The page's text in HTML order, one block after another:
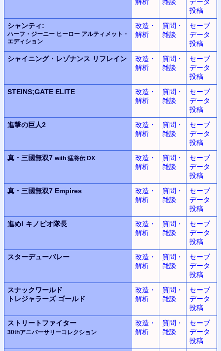
投稿
シャンティ:
ハーフ・ジーニー ヒーロー アルティメット・
エディション
改造・
解析
質問・
雑談
セーブ
データ
投稿
シャイニング・レゾナンス リフレイン
改造・
解析
質問・
雑談
セーブ
データ
投稿
STEINS;GATE ELITE
改造・
解析
質問・
雑談
セーブ
データ
投稿
進撃の巨人2
改造・
解析
質問・
雑談
セーブ
データ
投稿
真・三國無双7 with 猛将伝 DX
改造・
解析
質問・
雑談
セーブ
データ
投稿
真・三國無双7 Empires
改造・
解析
質問・
雑談
セーブ
データ
投稿
進め! キノピオ隊長
改造・
解析
質問・
雑談
セーブ
データ
投稿
スターデューバレー
改造・
解析
質問・
雑談
セーブ
データ
投稿
スナックワールド
トレジャラーズ ゴールド
改造・
解析
質問・
雑談
セーブ
データ
投稿
ストリートファイター
30thアニバーサリーコレクション
改造・
解析
質問・
雑談
セーブ
データ
投稿